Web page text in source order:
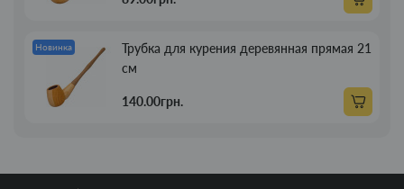
Новинка
Трубка для курения деревянная прямая 21
см
140.00грн.